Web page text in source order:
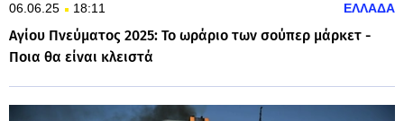
06.06.25 18:11 ΕΛΛΑΔΑ
Αγίου Πνεύματος 2025: Το ωράριο των σούπερ μάρκετ -
Ποια θα είναι κλειστά